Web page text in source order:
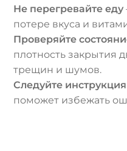
Не перегревайте еду
потере вкуса и
Проверяйте
плотность закрытия
трещин и шумов.
Следуйте
поможет избежать